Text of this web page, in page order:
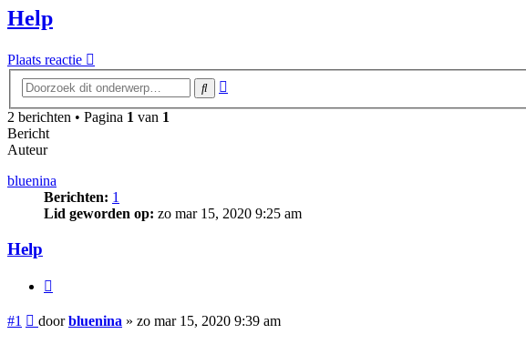
Help
Plaats reactie
Zoek
2 berichten • Pagina 1 van 1
Bericht
Auteur
bluenina
Berichten: 1
Lid geworden op: zo mar 15, 2020 9:25 am
Help
#1 Bericht
doorbluenina » zo mar 15, 2020 9:39 am